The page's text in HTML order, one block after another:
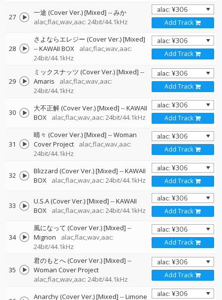
27 一途 (Cover Ver.) [Mixed] --みか
alac,flac,wav,aac: 24bit/44.1kHz
Add Track
28
さよならエレジー (Cover Ver.) [Mixed]
--KAWAII BOX
alac,flac,wav,aac:
24bit/44.1kHz
Add Track
29
ミックスナッツ (Cover Ver.) [Mixed] --
Amaris
alac,flac,wav,aac:
24bit/44.1kHz
Add Track
30 大不正解 (Cover Ver.) [Mixed] --KAWAII
BOX
alac,flac,wav,aac: 24bit/44.1kHz Add Track
31
晴々 (Cover Ver.) [Mixed] --Woman
Cover Project
alac,flac,wav,aac:
24bit/44.1kHz
Add Track
32 Blizzard (Cover Ver.) [Mixed] --KAWAII
BOX
alac,flac,wav,aac: 24bit/44.1kHz Add Track
33 U.S.A (Cover Ver.) [Mixed] --KAWAII
BOX
alac,flac,wav,aac: 24bit/44.1kHz Add Track
34
風になって (Cover Ver.) [Mixed] --
Mignon
alac,flac,wav,aac:
24bit/44.1kHz
Add Track
35
君のもとへ (Cover Ver.) [Mixed] --
Woman Cover Project
alac,flac,wav,aac: 24bit/44.1kHz
Add Track
Anarchy (Cover Ver.) [Mixed] --Limone